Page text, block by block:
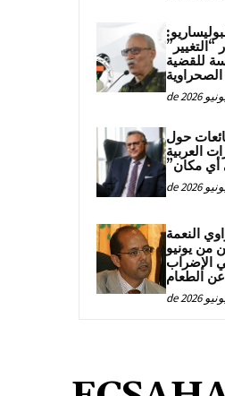
“التغيير”
للقضية
الصحراوية
حول
العربية
أي مكان”
النعمة
من يونيو
الإضراب
الطعام